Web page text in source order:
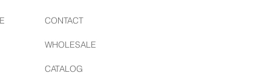
CONTACT
WHOLESALE
CATALOG